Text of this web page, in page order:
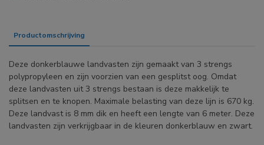
Productomschrijving
Deze donkerblauwe landvasten zijn gemaakt van 3 strengs
polypropyleen en zijn voorzien van een gesplitst oog. Omdat
deze landvasten uit 3 strengs bestaan is deze makkelijk te
splitsen en te knopen. Maximale belasting van deze lijn is 670 kg.
Deze landvast is 8 mm dik en heeft een lengte van 6 meter. Deze
landvasten zijn verkrijgbaar in de kleuren donkerblauw en zwart.